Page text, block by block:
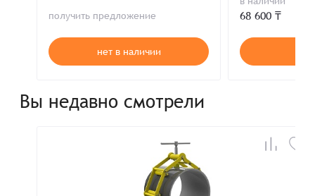
получить предложение
нет в наличии
68 600 ₸
Вы недавно смотрели